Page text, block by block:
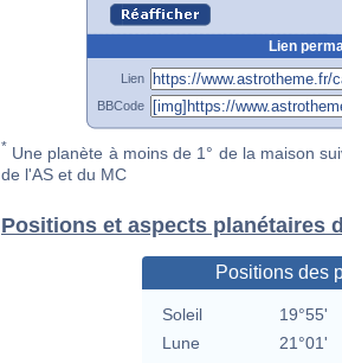
Lien
Lien
BBCode
* Une planète à moins de 1° de la maison
de l'AS et du MC
Positions et aspects planétaires
Positions des
Soleil 19°55'
Lune
21°01'